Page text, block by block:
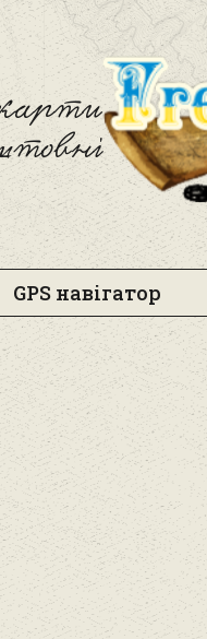
GPS навігатор